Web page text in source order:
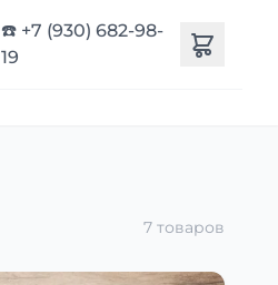
☎️ +7 (930) 682-98-
19
7 товаров